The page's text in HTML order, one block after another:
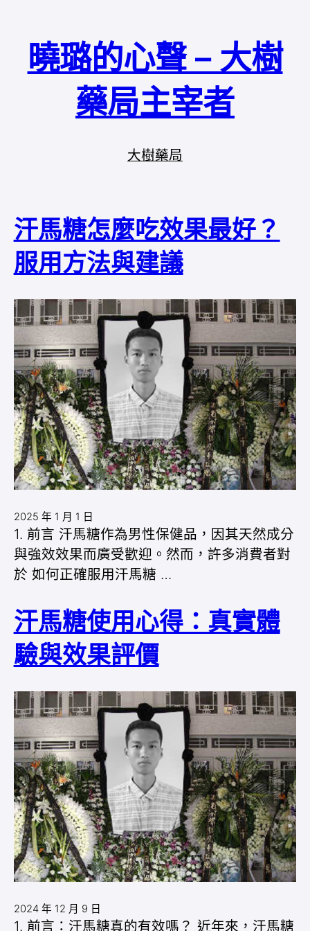
曉璐的心聲 – 大樹
藥局主宰者
大樹藥局
汗馬糖怎麼吃效果最好？
服用方法與建議
2025 年 1 月 1 日
1. 前言 汗馬糖作為男性保健品，因其天然成分
與強效效果而廣受歡迎。然而，許多消費者對
於 如何正確服用汗馬糖 …
汗馬糖使用心得：真實體
驗與效果評價
2024 年 12 月 9 日
1. 前言：汗馬糖真的有效嗎？ 近年來，汗馬糖